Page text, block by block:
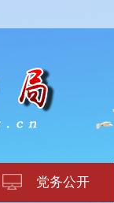
党务公开